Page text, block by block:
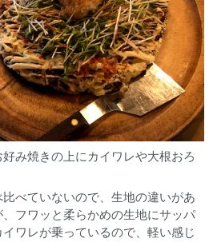
み焼きの上にカイワレや大根おろ
べていないので、生地の違いがあ
フワッと柔らかめの生地にサッパ
ワレが乗っているので、軽い感じ